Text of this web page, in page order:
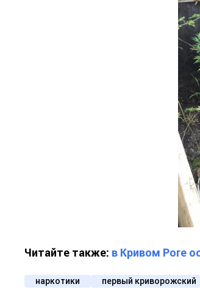
Читайте также: в Кривом Роге
наркотики первый криворожский